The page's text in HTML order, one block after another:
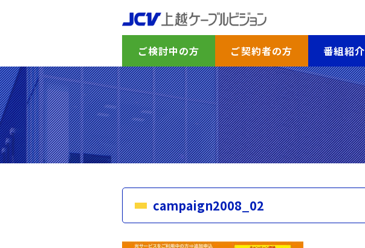
ご検討中の方 ご契約者の方 番組紹介
campaign2008_02